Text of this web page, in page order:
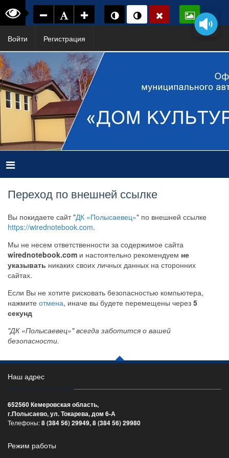
Войти Регистрация
Переход по внешней ссылке
Вы покидаете сайт "ДК «Полысаевец»" по внешней ссылке
https://wirednotebook.com.
Мы не несем ответственности за содержимое сайта
wirednotebook.com и настоятельно рекомендуем не
указывать никаких своих личных данных на сторонних
сайтах.
Если Вы не хотите рисковать безопасностью компьютера,
нажмите отмена, иначе вы будете перемещены через 5
секунд
"ДК «Полысаевец»" всегда заботится о вашей
безопасности.
Наш адрес
652560 Кемеровская область,
г.Полысаево, ул. Токарева, дом 6-А
Телефоны:8 (384 56) 29949, 8 (384 56) 29980
Режим работы